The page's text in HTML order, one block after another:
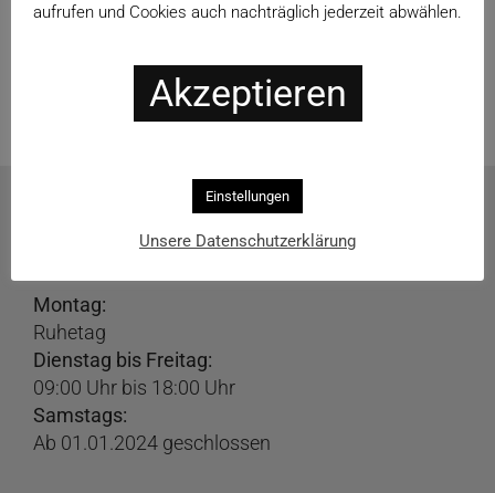
ÖFFNUNGSZEITEN
Montag:
Ruhetag
Dienstag bis Freitag:
09:00 Uhr bis 18:00 Uhr
Samstags:
Ab 01.01.2024 geschlossen
aufrufen und Cookies auch nachträglich jederzeit abwählen.
Akzeptieren
Einstellungen
Unsere Datenschutzerklärung